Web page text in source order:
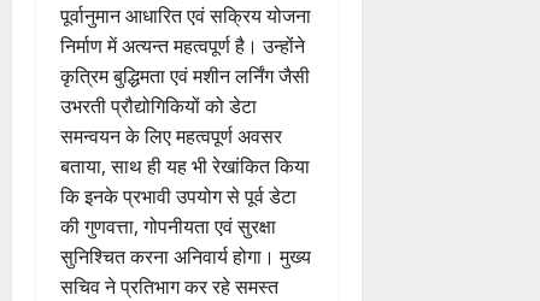
पूर्वानुमान आधारित एवं सक्रिय योजना
निर्माण में अत्यन्त महत्वपूर्ण है। उन्होंने
कृत्रिम बुद्धिमता एवं मशीन लर्निंग जैसी
उभरती प्रौद्योगिकियों को डेटा
समन्वयन के लिए महत्वपूर्ण अवसर
बताया, साथ ही यह भी रेखांकित किया
कि इनके प्रभावी उपयोग से पूर्व डेटा
की गुणवत्ता, गोपनीयता एवं सुरक्षा
सुनिश्चित करना अनिवार्य होगा। मुख्य
सचिव ने प्रतिभाग कर रहे समस्त